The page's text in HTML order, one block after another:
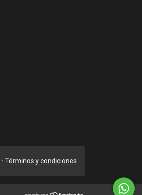
· Términos y condiciones